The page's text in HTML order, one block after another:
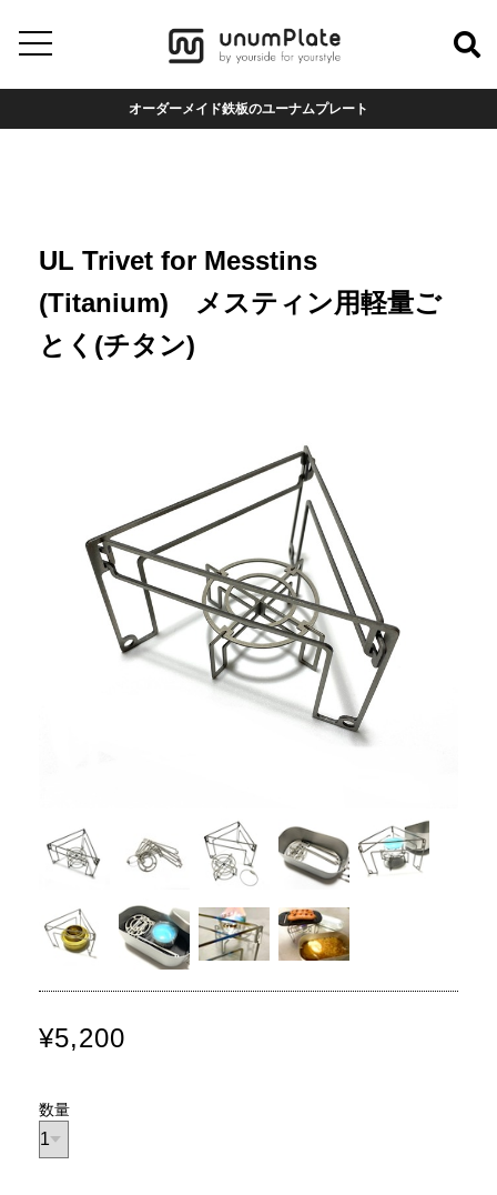
オーダーメイド鉄板のユーナムプレート
UL Trivet for Messtins
(Titanium) メスティン用軽量ご
とく(チタン)
¥5,200
数量